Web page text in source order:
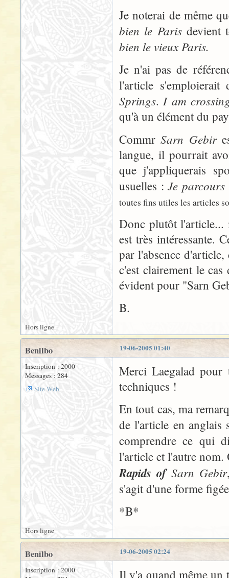
Je noterai de même
bien le Parisdevient
bien le vieux Paris.
Je n'ai pas de
l'article
Springs.I am
qu'à un élément du
CommrSarn Gebir
langue, il pourrait
que j'appliquerais
usuelles :Je
toutes fins utiles les articles
Donc plutôt l'article...
est très intéressante.
par l'absence
c'est clairement le
évident pour "Sarn
B.
Hors ligne
19-06-2005 01:40
Benilbo
Inscription : 2000
Messages : 284
Site Web
Merci Laegalad pour
techniques !
En tout cas, ma
de l'article en anglais
comprendre ce qui
l'article et l'autre
Rapids of Sarn Gebir
s'agit d'une forme
*B*
Hors ligne
19-06-2005 02:24
Benilbo
Inscription : 2000
Il y'a quand même un